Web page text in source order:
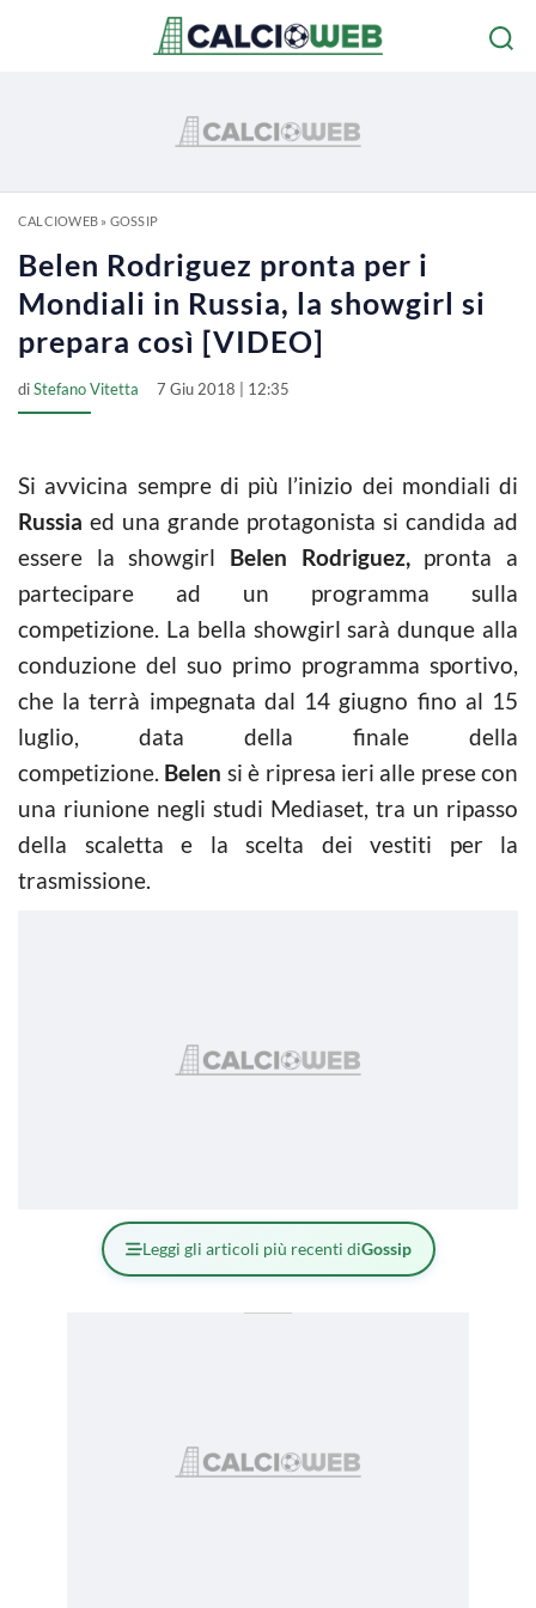
CALCIOWEB» GOSSIP
Belen Rodriguez pronta per i
Mondiali in Russia, la showgirl si
prepara così [VIDEO]
diStefano Vitetta 7 Giu 2018 | 12:35
Si avvicina sempre di più l’inizio dei mondiali di
Russia ed una grande protagonista si candida ad
essere la showgirl Belen Rodriguez, pronta a
partecipare ad un programma sulla
competizione. La bella showgirl sarà dunque alla
conduzione del suo primo programma sportivo,
che la terrà impegnata dal 14 giugno fino al 15
luglio, data della finale della
competizione. Belen si è ripresa ieri alle prese con
una riunione negli studi Mediaset, tra un ripasso
della scaletta e la scelta dei vestiti per la
trasmissione.
Leggi gli articoli più recenti diGossip